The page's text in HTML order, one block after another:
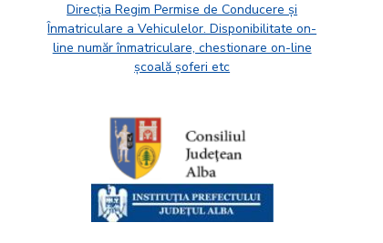
Direcția Regim Permise de Conducere și
Înmatriculare a Vehiculelor. Disponibilitate on-
line număr înmatriculare, chestionare on-line
școală șoferi etc